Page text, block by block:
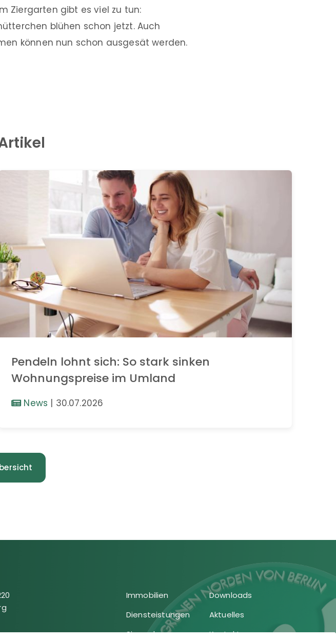
Ziergarten gibt es viel zu tun:
blühen schon jetzt. Auch
können nun schon ausgesät werden.
Pendeln lohnt sich: So stark sinken
Wohnungspreise im Umland
News | 30.07.2026
Immobilien
Downloads
Diensteistungen
Aktuelles
Sie suchen
Kontakt